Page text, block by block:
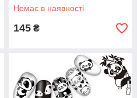
Немає в наявності
145 ₴